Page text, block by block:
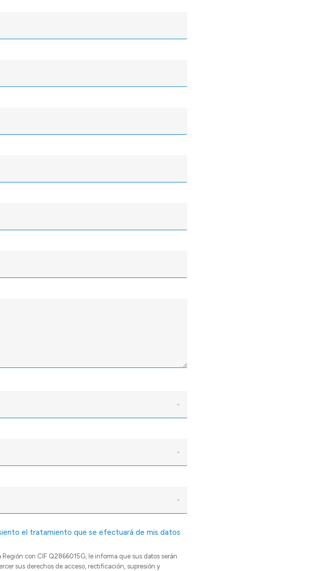
el tratamiento que se efectuará de mis datos
con CIF Q2866015G, le informa que sus datos serán
sus derechos de acceso, rectificación, supresión y